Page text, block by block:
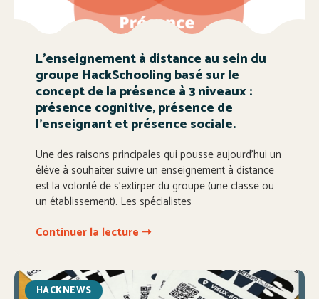
L’enseignement à distance au sein du
groupe HackSchooling basé sur le
concept de la présence à 3 niveaux :
présence cognitive, présence de
l’enseignant et présence sociale.
Une des raisons principales qui pousse aujourd’hui un
élève à souhaiter suivre un enseignement à distance
est la volonté de s’extirper du groupe (une classe ou
un établissement). Les spécialistes
Continuer la lecture ➝
HACKNEWS